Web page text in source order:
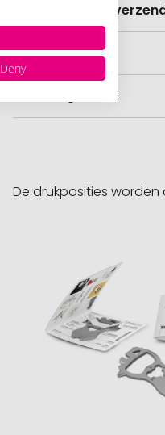
Hoeveelheid
Voorraad
Nettogewicht
De drukposities
Deny